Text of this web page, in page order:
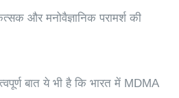
और मनोवैज्ञानिक परामर्श की
बात ये भी है कि भारत में MDMA